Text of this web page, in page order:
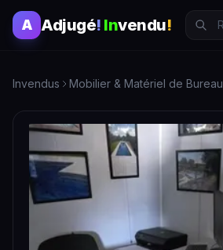
A Adjugé! Invendu!
Invendus Mobilier & Matériel de Bureau